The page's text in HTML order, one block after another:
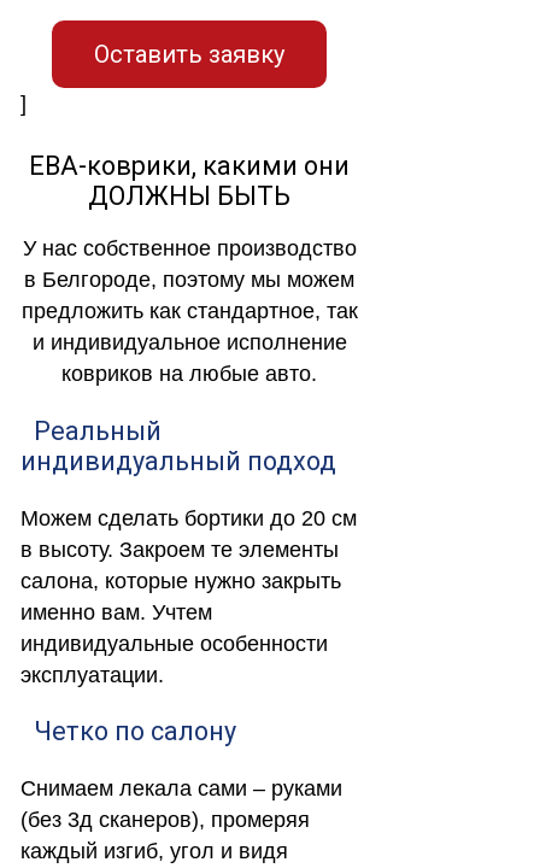
Оставить заявку
]
ЕВА-коврики, какими они
ДОЛЖНЫ БЫТЬ
У нас собственное производство
в Белгороде, поэтому мы можем
предложить как стандартное, так
и индивидуальное исполнение
ковриков на любые авто.
Реальный
индивидуальный подход
Можем сделать бортики до 20 см
в высоту. Закроем те элементы
салона, которые нужно закрыть
именно вам. Учтем
индивидуальные особенности
эксплуатации.
Четко по салону
Снимаем лекала сами – руками
(без 3д сканеров), промеряя
каждый изгиб, угол и видя